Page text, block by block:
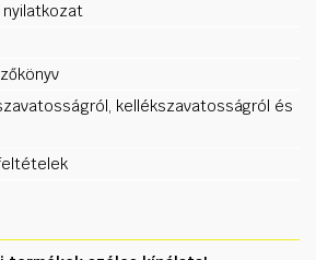
nyilatkozat
kellékszavatosságról és